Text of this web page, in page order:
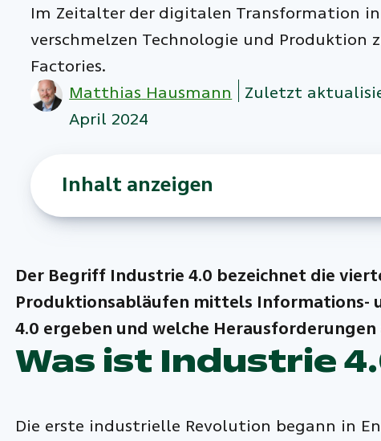
Im Zeitalter der digitalen Transformation
verschmelzen Technologie und Produktion
Factories.
Matthias Hausmann
Zuletzt
April 2024
Inhalt anzeigen
Der Begriff Industrie 4.0 bezeichnet die
Produktionsabläufen mittels Informations-
4.0 ergeben und welche
Was ist Industrie
Die erste industrielle Revolution begann in